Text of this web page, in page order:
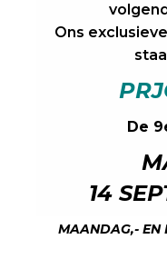
Ons
De
14
MAANDAG,- EN